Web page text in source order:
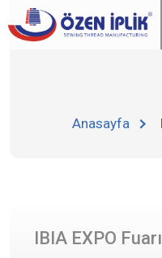
Anasayfa
IBIA EXPO